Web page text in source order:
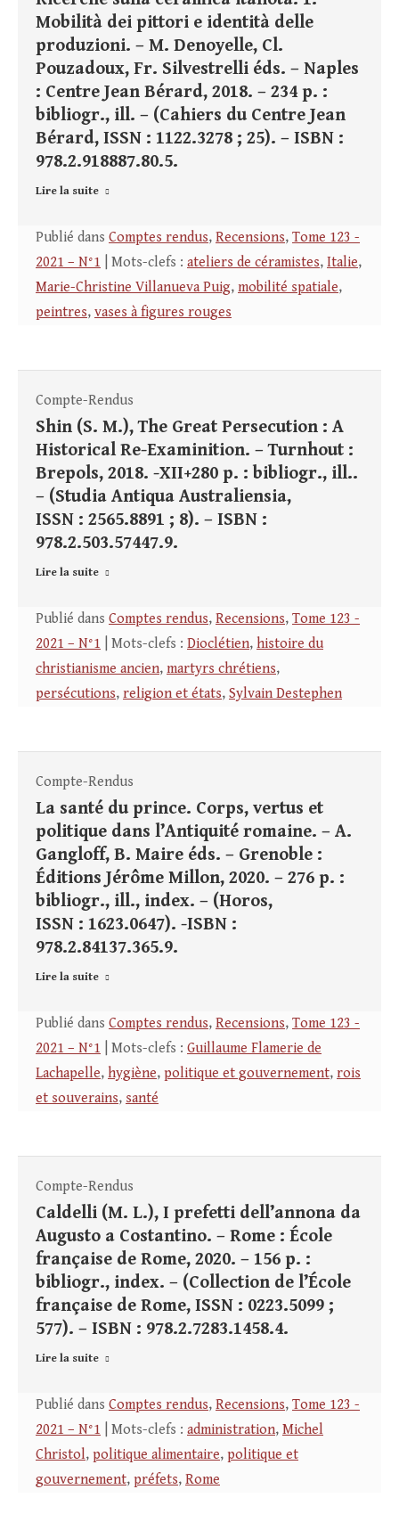
Mobilità dei pittori e identità delle
produzioni. – M. Denoyelle, Cl.
Pouzadoux, Fr. Silvestrelli éds. – Naples
: Centre Jean Bérard, 2018. – 234 p. :
bibliogr., ill. – (Cahiers du Centre Jean
Bérard, ISSN : 1122.3278 ; 25). – ISBN :
978.2.918887.80.5.
Lire la suite
Publié dans Comptes rendus, Recensions, Tome 123 -
2021 – N°1 | Mots-clefs : ateliers de céramistes, Italie,
Marie-Christine Villanueva Puig, mobilité spatiale,
peintres, vases à figures rouges
Compte-Rendus
Shin (S. M.), The Great Persecution : A
Historical Re-Examinition. – Turnhout :
Brepols, 2018. -XII+280 p. : bibliogr., ill..
– (Studia Antiqua Australiensia,
ISSN : 2565.8891 ; 8). – ISBN :
978.2.503.57447.9.
Lire la suite
Publié dans Comptes rendus, Recensions, Tome 123 -
2021 – N°1 | Mots-clefs : Dioclétien, histoire du
christianisme ancien, martyrs chrétiens,
persécutions, religion et états, Sylvain Destephen
Compte-Rendus
La santé du prince. Corps, vertus et
politique dans l’Antiquité romaine. – A.
Gangloff, B. Maire éds. – Grenoble :
Éditions Jérôme Millon, 2020. – 276 p. :
bibliogr., ill., index. – (Horos,
ISSN : 1623.0647). -ISBN :
978.2.84137.365.9.
Lire la suite
Publié dans Comptes rendus, Recensions, Tome 123 -
2021 – N°1 | Mots-clefs : Guillaume Flamerie de
Lachapelle, hygiène, politique et gouvernement, rois
et souverains, santé
Compte-Rendus
Caldelli (M. L.), I prefetti dell’annona da
Augusto a Costantino. – Rome : École
française de Rome, 2020. – 156 p. :
bibliogr., index. – (Collection de l’École
française de Rome, ISSN : 0223.5099 ;
577). – ISBN : 978.2.7283.1458.4.
Lire la suite
Publié dans Comptes rendus, Recensions, Tome 123 -
2021 – N°1 | Mots-clefs : administration, Michel
Christol, politique alimentaire, politique et
gouvernement, préfets, Rome